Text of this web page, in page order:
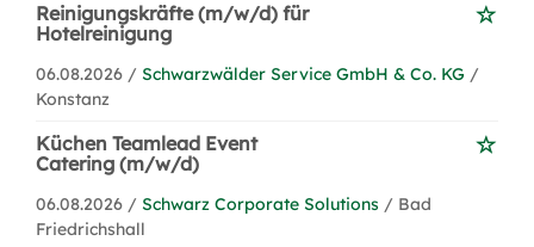
Reinigungskräfte (m/w/d) für
Hotelreinigung
06.08.2026 / Schwarzwälder Service GmbH & Co. KG /
Konstanz
Küchen Teamlead Event
Catering (m/w/d)
06.08.2026 / Schwarz Corporate Solutions / Bad
Friedrichshall